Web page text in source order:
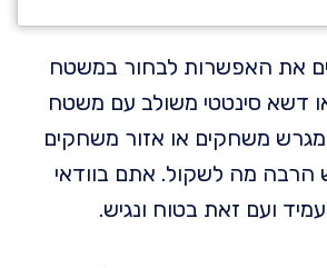
את האפשרות לבחור במשטח
דשא סינטטי משולב עם משטח
מגרש משחקים או אזור משחקים
הרבה מה לשקול. אתם בוודאי
ועם זאת בטוח ונגיש.